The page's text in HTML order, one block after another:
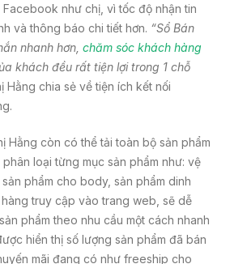
như chị, vì tốc độ nhận tin
và thông báo chi tiết hơn. “Sổ Bán
nhanh hơn, chăm sóc khách hàng
khách đều rất tiện lợi trong 1 chỗ
Hằng chia sẻ về tiện ích kết nối
Hằng còn có thể tải toàn bộ sản phẩm
loại từng mục sản phẩm như: vệ
phẩm cho body, sản phẩm dinh
truy cập vào trang web, sẽ dễ
phẩm theo nhu cầu một cách nhanh
hiển thị số lượng sản phẩm đã bán
mãi đang có như freeship cho